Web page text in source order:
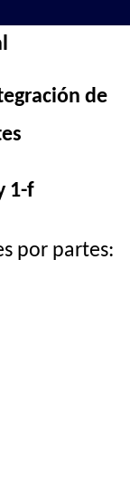
de
1-f
por partes: